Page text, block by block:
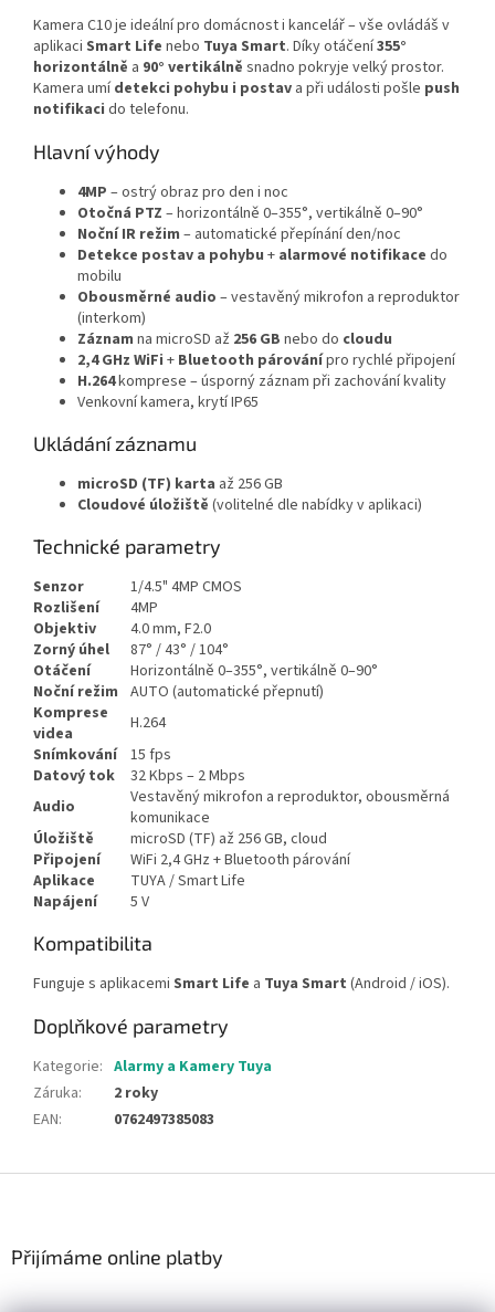
Kamera C10 je ideální pro domácnost i kancelář – vše ovládáš v
aplikaci Smart Life nebo Tuya Smart. Díky otáčení355°
horizontálně a 90° vertikálně snadno pokryje velký prostor.
Kamera umídetekci pohybu i postav a při události pošle push
notifikaci do telefonu.
Hlavní výhody
4MP – ostrý obraz pro den i noc
Otočná PTZ – horizontálně 0–355°, vertikálně 0–90°
Noční IR režim – automatické přepínání den/noc
Detekce postav a pohybu + alarmové notifikace do
mobilu
Obousměrné audio – vestavěný mikrofon a reproduktor
(interkom)
Záznam na microSD až 256 GB nebo do cloudu
2,4 GHz WiFi + Bluetooth párovánípro rychlé připojení
H.264komprese – úsporný záznam při zachování kvality
Venkovní kamera, krytí IP65
Ukládání záznamu
microSD (TF) karta až 256 GB
Cloudové úložiště (volitelné dle nabídky v aplikaci)
Technické parametry
Senzor
1/4.5" 4MP CMOS
Rozlišení
4MP
Objektiv
4.0 mm, F2.0
Zorný úhel
87° / 43° / 104°
Otáčení
Horizontálně 0–355°, vertikálně 0–90°
Noční režim AUTO (automatické přepnutí)
Komprese
videa
H.264
Snímkování 15 fps
Datový tok
32 Kbps – 2 Mbps
Audio
Vestavěný mikrofon a reproduktor, obousměrná
komunikace
Úložiště
microSD (TF) až 256 GB, cloud
Připojení
WiFi 2,4 GHz + Bluetooth párování
Aplikace
TUYA / Smart Life
Napájení
5 V
Kompatibilita
Funguje s aplikacemi Smart Life a Tuya Smart (Android / iOS).
Doplňkové parametry
Kategorie: Alarmy a Kamery Tuya
Záruka:
2 roky
EAN: 0762497385083
Přijímáme online platby